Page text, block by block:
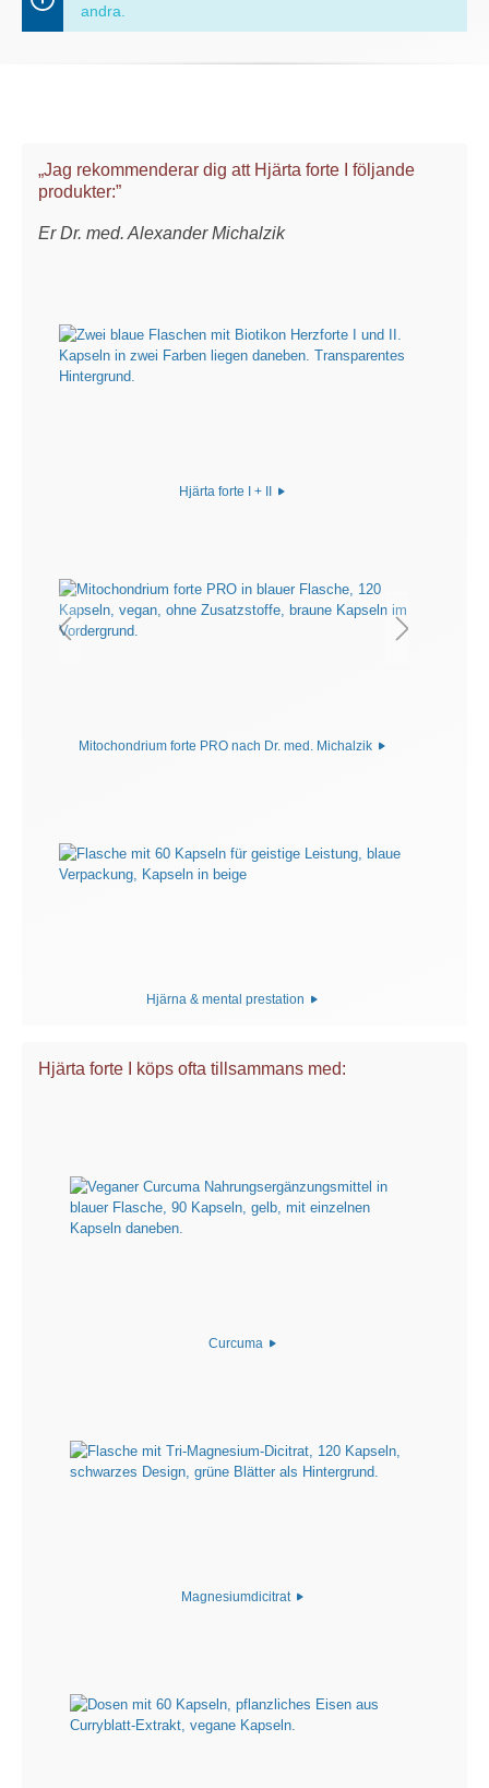
andra.
„Jag rekommenderar dig att Hjärta forte I följande
produkter:”
Er Dr. med. Alexander Michalzik
Hjärta forte I + II
Mitochondrium forte PRO nach Dr. med. Michalzik
Hjärna & mental prestation
Hjärta forte I köps ofta tillsammans med:
Curcuma
Magnesiumdicitrat